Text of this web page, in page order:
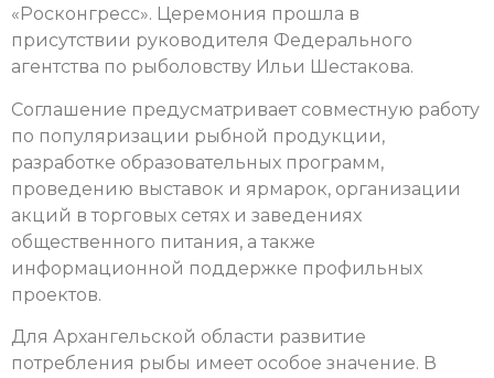
«Росконгресс». Церемония прошла в
присутствии руководителя Федерального
агентства по рыболовству Ильи Шестакова.
Соглашение предусматривает совместную работу
по популяризации рыбной продукции,
разработке образовательных программ,
проведению выставок и ярмарок, организации
акций в торговых сетях и заведениях
общественного питания, а также
информационной поддержке профильных
проектов.
Для Архангельской области развитие
потребления рыбы имеет особое значение. В